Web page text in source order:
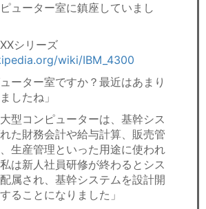
ューター室に鎮座していまし
シリーズ
wiki/IBM_4300
ューター室ですか？最近はあまり
したね」
大型コンピューターは、基幹シス
た財務会計や給与計算、販売管
生産管理といった用途に使われ
は新人社員研修が終わるとシス
属され、基幹システムを設計開
ることになりました」